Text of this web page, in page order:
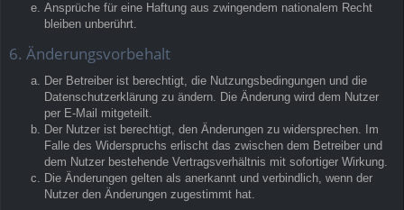
Ansprüche für eine Haftung aus zwingendem nationalem Recht
bleiben unberührt.
6. Änderungsvorbehalt
Der Betreiber ist berechtigt, die Nutzungsbedingungen und die
Datenschutzerklärung zu ändern. Die Änderung wird dem Nutzer
per E-Mail mitgeteilt.
Der Nutzer ist berechtigt, den Änderungen zu widersprechen. Im
Falle des Widerspruchs erlischt das zwischen dem Betreiber und
dem Nutzer bestehende Vertragsverhältnis mit sofortiger Wirkung.
Die Änderungen gelten als anerkannt und verbindlich, wenn der
Nutzer den Änderungen zugestimmt hat.